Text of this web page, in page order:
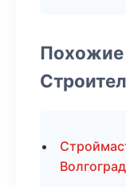
Похожие
Волгоград